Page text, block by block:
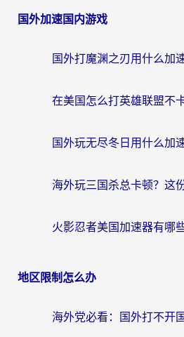
国外加速国内游戏
地区限制怎么办